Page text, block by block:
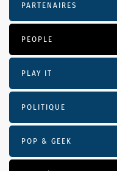
PARTENAIRES
PEOPLE
PLAY IT
POLITIQUE
POP & GEEK